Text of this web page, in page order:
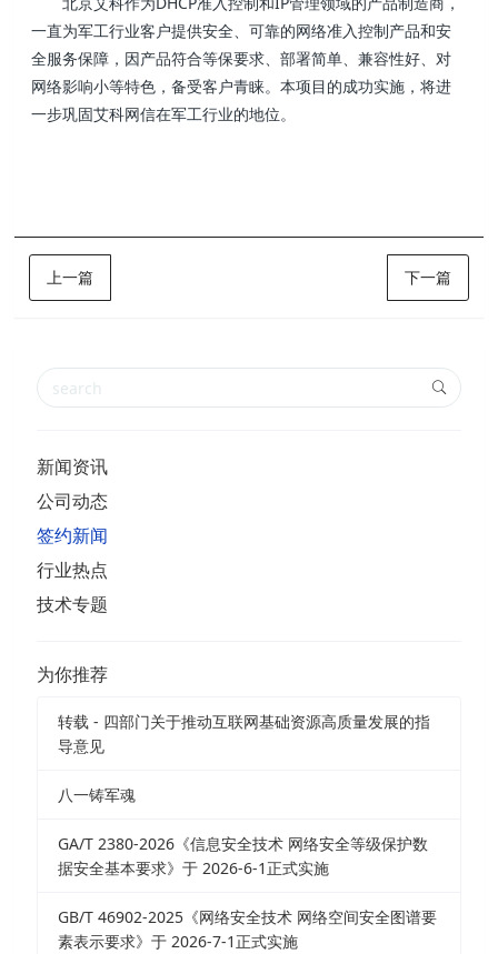
一直为军工行业客户提供安全、可靠的网络准入控制产品和安
全服务保障，因产品符合等保要求、部署简单、兼容性好、对
网络影响小等特色，备受客户青睐。本项目的成功实施，将进
一步巩固艾科网信在军工行业的地位。
上一篇 下一篇
新闻资讯
公司动态
签约新闻
行业热点
技术专题
为你推荐
转载 - 四部门关于推动互联网基础资源高质量发展的指
导意见
八一铸军魂
GA/T 2380-2026《信息安全技术 网络安全等级保护数
据安全基本要求》于 2026-6-1正式实施
GB/T 46902-2025《网络安全技术 网络空间安全图谱要
素表示要求》于 2026-7-1正式实施